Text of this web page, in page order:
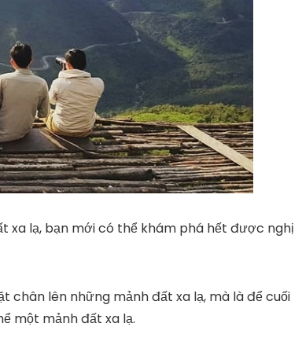
xa lạ, bạn mới có thể khám phá hết được nghị
chân lên những mảnh đất xa lạ, mà là để cuối
một mảnh đất xa lạ.